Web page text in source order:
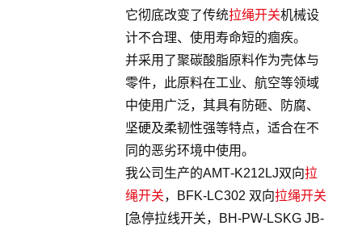
它彻底改变了传统拉绳开关机械设
计不合理、使用寿命短的痼疾。
并采用了聚碳酸脂原料作为壳体与
零件，此原料在工业、航空等领域
中使用广泛，其具有防砸、防腐、
坚硬及柔韧性强等特点，适合在不
同的恶劣环境中使用。
我公司生产的AMT-K212LJ双向拉
绳开关，BFK-LC302 双向拉绳开关
[急停拉线开关，BH-PW-LSKG JB-